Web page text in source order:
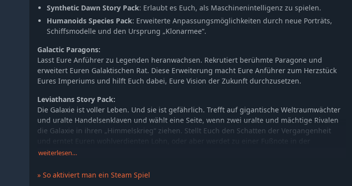
Synthetic Dawn Story Pack: Erlaubt es Euch, als Maschinenintelligenz zu spielen.
Humanoids Species Pack: Erweiterte Anpassungsmöglichkeiten durch neue Porträts,
Schiffsmodelle und den Ursprung „Klonarmee“.
Galactic Paragons:
Lasst Eure Anführer zu Legenden heranwachsen. Rekrutiert berühmte Paragone und
erweitert Euren Galaktischen Rat. Diese Erweiterung macht Eure Anführer zum Herzstück
Eures Imperiums und hilft Euch dabei, Eure Vision der Zukunft durchzusetzen.
Leviathans Story Pack:
Die Galaxie ist voller Leben. Und sie ist gefährlich. Trefft auf gigantische Weltraumwächter
und uralte Handelsenklaven und wählt eine Seite, wenn zwei uralte und mächtige Rivalen
die Galaxie in ihren „Himmelskrieg“ ziehen. Stellt Euch den Schatten der Vergangenheit
galaktischen Geschichte.
Aquatics Species Pack:
Eine atemberaubende Reise von den alles zermalmenden Tiefen des Meeres bis hin zu den
weiterlesen…
» So aktiviert man ein Steam Spiel